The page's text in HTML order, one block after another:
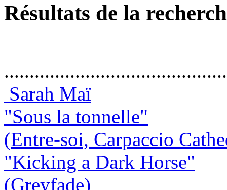
Résultats de la
Sarah Maï
"Sous la tonnelle"
(Entre-soi, Carpaccio
"Kicking a Dark Horse"
(Greyfade)